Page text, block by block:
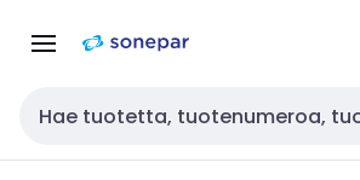
navigointiinsisältöön
Haku